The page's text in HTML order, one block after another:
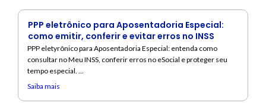
PPP eletrônico para Aposentadoria Especial:
como emitir, conferir e evitar erros no INSS
PPP eletyrônico para Aposentadoria Especial: entenda como
consultar no Meu INSS, conferir erros no eSocial e proteger seu
tempo especial. ...
Saiba mais